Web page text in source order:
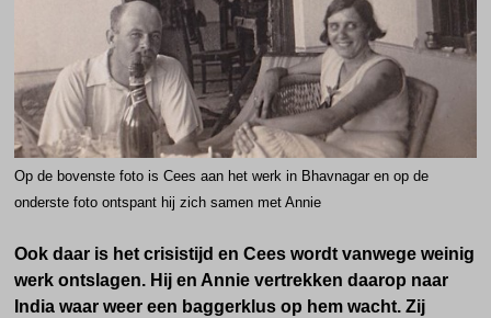
Op de bovenste foto is Cees aan het werk in Bhavnagar en op de
onderste foto ontspant hij zich samen met Annie
Ook daar is het crisistijd en Cees wordt vanwege weinig
werk ontslagen. Hij en Annie vertrekken daarop naar
India waar weer een baggerklus op hem wacht. Zij